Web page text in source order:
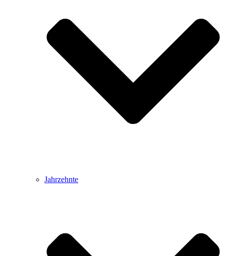
Jahrzehnte